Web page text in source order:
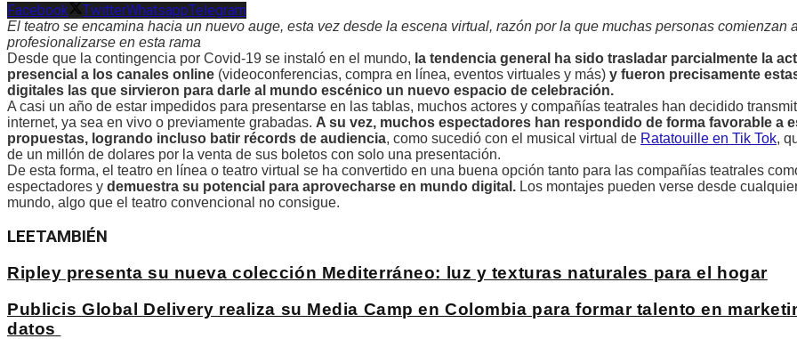
Facebook TwitterWhatsappTelegram
El teatro se encamina hacia un nuevo auge, esta vez desde la escena virtual, razón por la que muchas personas comienzan
profesionalizarse en esta rama
Desde que la contingencia por Covid-19 se instaló en el mundo, la tendencia general ha sido trasladar parcialmente la
presencial a los canales online (videoconferencias, compra en línea, eventos virtuales y más) y fueron precisamente
digitales las que sirvieron para darle al mundo escénico un nuevo espacio de celebración.
A casi un año de estar impedidos para presentarse en las tablas, muchos actores y compañías teatrales han decidido
internet, ya sea en vivo o previamente grabadas. A su vez, muchos espectadores han respondido de forma favorable a
propuestas, logrando incluso batir récords de audiencia, como sucedió con el musical virtual de Ratatouille en Tik Tok,
de un millón de dolares por la venta de sus boletos con solo una presentación.
De esta forma, el teatro en línea o teatro virtual se ha convertido en una buena opción tanto para las compañías teatrales
espectadores y demuestra su potencial para aprovecharse en mundo digital. Los montajes pueden verse desde
mundo, algo que el teatro convencional no consigue.
LEETAMBIÉN
Ripley presenta su nueva colección Mediterráneo: luz y texturas naturales para el hogar
Publicis Global Delivery realiza su Media Camp en Colombia para formar talento en
datos